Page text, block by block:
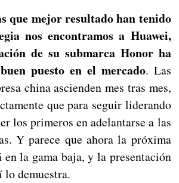
que mejor resultado han tenido
nos encontramos a Huawei,
de su submarca Honor ha
puesto en el mercado. Las
china ascienden mes tras mes,
que para seguir liderando
los primeros en adelantarse a las
Y parece que ahora la próxima
la gama baja, y la presentación
demuestra.